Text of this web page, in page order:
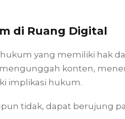
di Ruang Digital
yang memiliki hak
konten,
implikasi hukum.
tidak, dapat berujung